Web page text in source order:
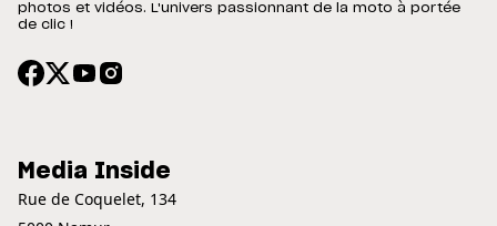
photos et vidéos. L'univers passionnant de la moto à portée
de clic !
Media Inside
Rue de Coquelet, 134